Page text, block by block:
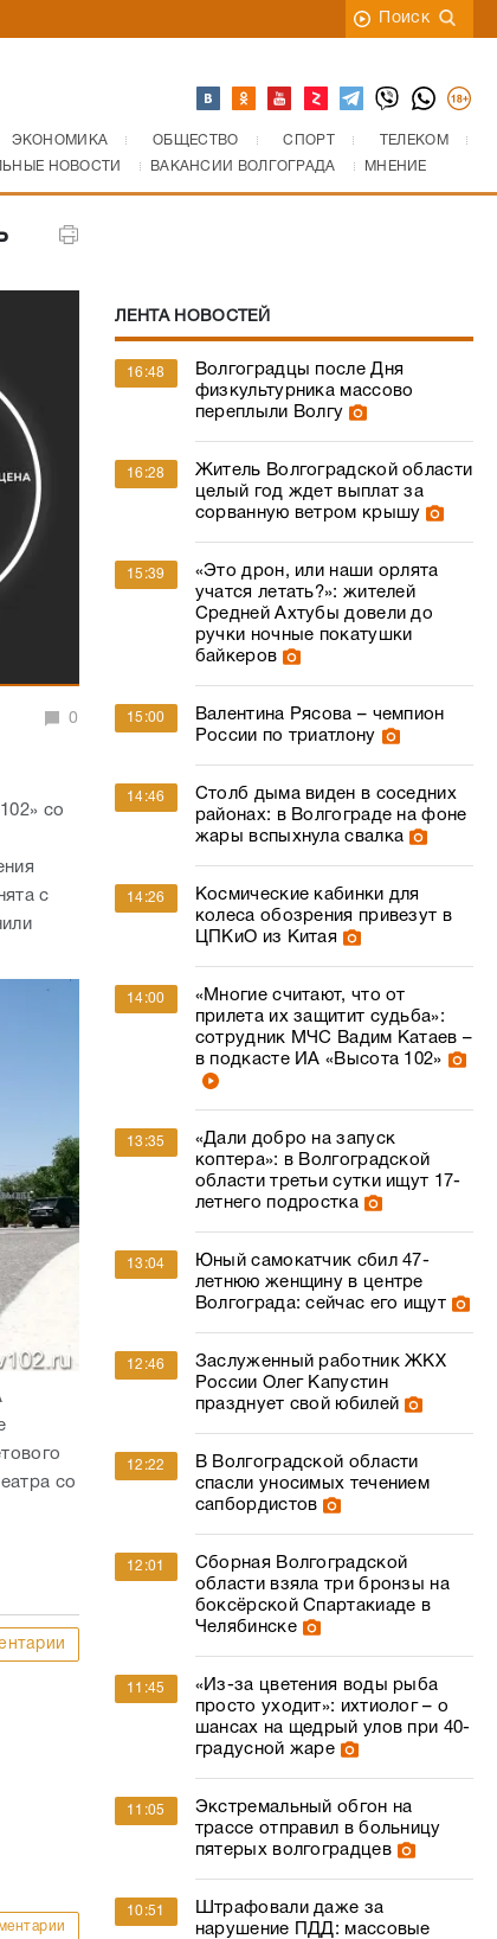
Поиск
ЭКОНОМИКА ОБЩЕСТВО СПОРТ
ТЕЛЕКОМ
НОВОСТИ ВАКАНСИИ ВОЛГОГРАДА МНЕНИЕ
0
со
с
со
ЛЕНТА НОВОСТЕЙ
16:48
Волгоградцы после Дня
физкультурника массово
переплыли Волгу
16:28
Житель Волгоградской области
целый год ждет выплат за
сорванную ветром крышу
15:39
«Это дрон, или наши орлята
учатся летать?»: жителей
Средней Ахтубы довели до
ручки ночные покатушки
байкеров
15:00
Валентина Рясова – чемпион
России по триатлону
14:46
Столб дыма виден в соседних
районах: в Волгограде на фоне
жары вспыхнула свалка
14:26
Космические кабинки для
колеса обозрения привезут в
ЦПКиО из Китая
14:00
«Многие считают, что от
прилета их защитит судьба»:
сотрудник МЧС Вадим Катаев –
в подкасте ИА «Высота 102»
13:35
«Дали добро на запуск
коптера»: в Волгоградской
области третьи сутки ищут 17-
летнего подростка
13:04
Юный самокатчик сбил 47-
летнюю женщину в центре
Волгограда: сейчас его ищут
12:46
Заслуженный работник ЖКХ
России Олег Капустин
празднует свой юбилей
12:22
В Волгоградской области
спасли уносимых течением
сапбордистов
12:01
Сборная Волгоградской
области взяла три бронзы на
боксёрской Спартакиаде в
Челябинске
11:45
«Из-за цветения воды рыба
просто уходит»: ихтиолог – о
шансах на щедрый улов при 40-
градусной жаре
11:05
Экстремальный обгон на
трассе отправил в больницу
пятерых волгоградцев
10:51
Штрафовали даже за
нарушение ПДД: массовые